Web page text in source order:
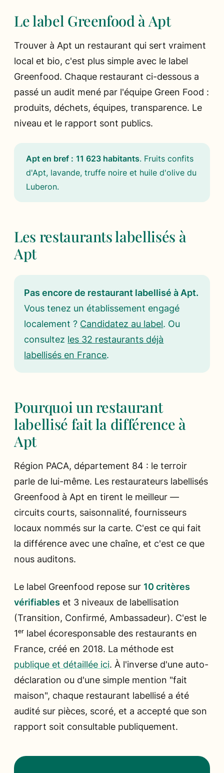
Le label Greenfood à Apt
Trouver à Apt un restaurant qui sert vraiment
local et bio, c'est plus simple avec le label
Greenfood. Chaque restaurant ci-dessous a
passé un audit mené par l'équipe Green Food :
produits, déchets, équipes, transparence. Le
niveau et le rapport sont publics.
Apt en bref : 11 623 habitants. Fruits confits
d'Apt, lavande, truffe noire et huile d'olive du
Luberon.
Les restaurants labellisés à
Apt
Pas encore de restaurant labellisé à Apt.
Vous tenez un établissement engagé
localement ? Candidatez au label. Ou
consultez les 32 restaurants déjà
labellisés en France.
Pourquoi un restaurant
labellisé fait la différence à
Apt
Région PACA, département 84 : le terroir
parle de lui-même. Les restaurateurs labellisés
Greenfood à Apt en tirent le meilleur —
circuits courts, saisonnalité, fournisseurs
locaux nommés sur la carte. C'est ce qui fait
la différence avec une chaîne, et c'est ce que
nous auditons.
Le label Greenfood repose sur 10 critères
vérifiables et 3 niveaux de labellisation
(Transition, Confirmé, Ambassadeur). C'est le
1ᵉʳ label écoresponsable des restaurants en
France, créé en 2018. La méthode est
publique et détaillée ici. À l'inverse d'une auto-
déclaration ou d'une simple mention "fait
maison", chaque restaurant labellisé a été
audité sur pièces, scoré, et a accepté que son
rapport soit consultable publiquement.